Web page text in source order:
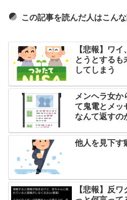
この記事を読んだ人はこん
【悲報】ワ
とうとするも
してしまう
メンヘラ女か
て鬼電とメッ
なんて返すの
他人を見下す
【悲報】反